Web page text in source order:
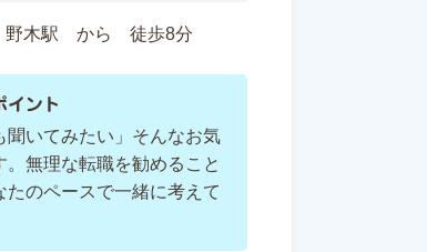
野木駅 から 徒歩8分
イント
聞いてみたい」そんなお気
無理な転職を勧めること
たのペースで一緒に考えて